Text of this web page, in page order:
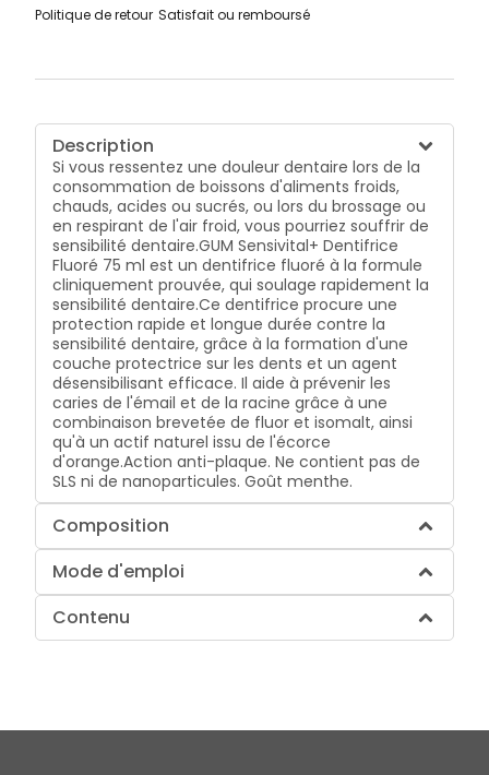
Politique de retour Satisfait ou remboursé
Description
Si vous ressentez une douleur dentaire lors de la
consommation de boissons d'aliments froids,
chauds, acides ou sucrés, ou lors du brossage ou
en respirant de l'air froid, vous pourriez souffrir de
sensibilité dentaire.GUM Sensivital+ Dentifrice
Fluoré 75 ml est un dentifrice fluoré à la formule
cliniquement prouvée, qui soulage rapidement la
sensibilité dentaire.Ce dentifrice procure une
protection rapide et longue durée contre la
sensibilité dentaire, grâce à la formation d'une
couche protectrice sur les dents et un agent
désensibilisant efficace. Il aide à prévenir les
caries de l'émail et de la racine grâce à une
combinaison brevetée de fluor et isomalt, ainsi
qu'à un actif naturel issu de l'écorce
d'orange.Action anti-plaque. Ne contient pas de
SLS ni de nanoparticules. Goût menthe.
Composition
Mode d'emploi
Contenu